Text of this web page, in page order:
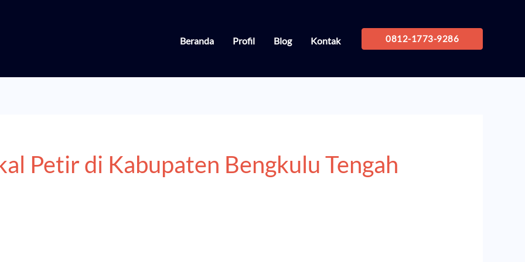
Beranda Profil Blog Kontak 0812-1773-9286
Petir di Kabupaten Bengkulu Tengah